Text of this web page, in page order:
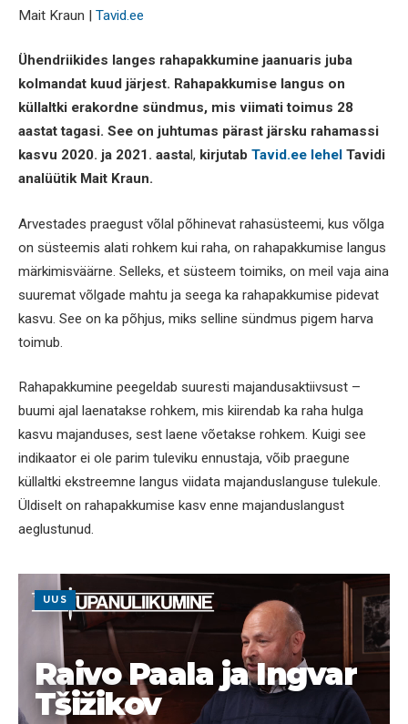
Mait Kraun | Tavid.ee
Ühendriikides langes rahapakkumine jaanuaris juba
kolmandat kuud järjest. Rahapakkumise langus on
küllaltki erakordne sündmus, mis viimati toimus 28
aastat tagasi. See on juhtumas pärast järsku rahamassi
kasvu 2020. ja 2021. aastal, kirjutab Tavid.ee lehel Tavidi
analüütik Mait Kraun.
Arvestades praegust võlal põhinevat rahasüsteemi, kus võlga
on süsteemis alati rohkem kui raha, on rahapakkumise langus
märkimisväärne. Selleks, et süsteem toimiks, on meil vaja aina
suuremat võlgade mahtu ja seega ka rahapakkumise pidevat
kasvu. See on ka põhjus, miks selline sündmus pigem harva
toimub.
Rahapakkumine peegeldab suuresti majandusaktiivsust –
buumi ajal laenatakse rohkem, mis kiirendab ka raha hulga
kasvu majanduses, sest laene võetakse rohkem. Kuigi see
indikaator ei ole parim tuleviku ennustaja, võib praegune
küllaltki ekstreemne langus viidata majanduslanguse tulekule.
Üldiselt on rahapakkumise kasv enne majanduslangust
aeglustunud.
UUS
Raivo Paala ja Ingvar
Tšižikov